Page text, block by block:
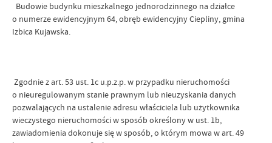
Budowie budynku mieszkalnego jednorodzinnego na działce
o numerze ewidencyjnym 64, obręb ewidencyjny Ciepliny, gmina
Izbica Kujawska.
Zgodnie z art. 53 ust. 1c u.p.z.p. w przypadku nieruchomości
o nieuregulowanym stanie prawnym lub nieuzyskania danych
pozwalających na ustalenie adresu właściciela lub użytkownika
wieczystego nieruchomości w sposób określony w ust. 1b,
zawiadomienia dokonuje się w sposób, o którym mowa w art. 49